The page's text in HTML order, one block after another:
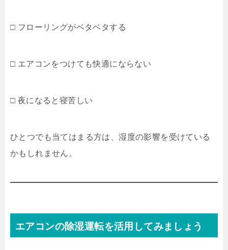
□ フローリングがベタベタする
□ エアコンをつけても快適にならない
□ 夜になると寝苦しい
ひとつでも当てはまる方は、湿度の影響を受けている
かもしれません。
エアコンの除湿運転を活用してみましょう